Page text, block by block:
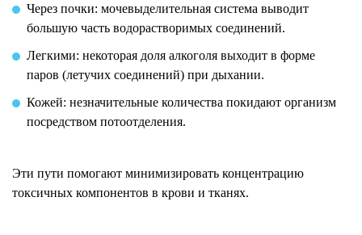
Через почки: мочевыделительная система выводит
большую часть водорастворимых соединений.
Легкими: некоторая доля алкоголя выходит в форме
паров (летучих соединений) при дыхании.
Кожей: незначительные количества покидают организм
посредством потоотделения.
Эти пути помогают минимизировать концентрацию
токсичных компонентов в крови и тканях.